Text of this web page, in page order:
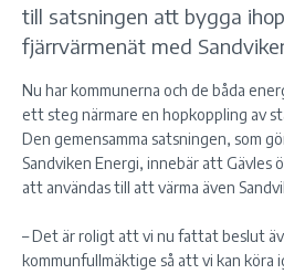
till satsningen att bygga
fjärrvärmenät med
Nu har kommunerna och de båda
ett steg närmare en hopkoppling av
Den gemensamma satsningen, som
Sandviken Energi, innebär att Gävles
att användas till att värma även
– Det är roligt att vi nu fattat beslut
kommunfullmäktige så att vi kan köra